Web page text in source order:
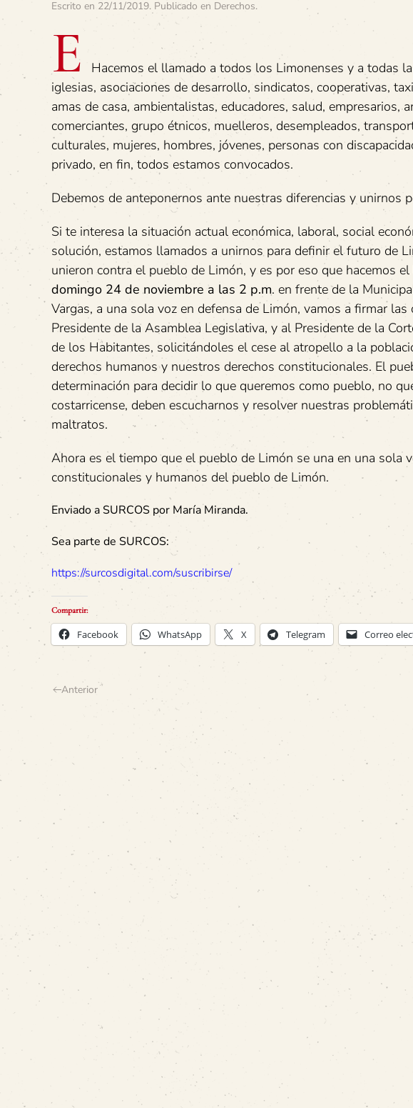
Escrito en 22/11/2019. Publicado en Derechos.
e
Hacemos el llamado a todos los Limonenses y a todas
iglesias, asociaciones de desarrollo, sindicatos, cooperativas,
amas de casa, ambientalistas, educadores, salud, empresarios,
comerciantes, grupo étnicos, muelleros, desempleados,
culturales, mujeres, hombres, jóvenes, personas con
privado, en fin, todos estamos convocados.
Debemos de anteponernos ante nuestras diferencias y unirnos
Si te interesa la situación actual económica, laboral, social
solución, estamos llamados a unirnos para definir el futuro de
unieron contra el pueblo de Limón, y es por eso que hacemos
domingo 24 de noviembre a las 2 p.m. en frente de la
Vargas, a una sola voz en defensa de Limón, vamos a firmar
Presidente de la Asamblea Legislativa, y al Presidente de la
de los Habitantes, solicitándoles el cese al atropello a la
derechos humanos y nuestros derechos constitucionales. El
determinación para decidir lo que queremos como pueblo, no
costarricense, deben escucharnos y resolver nuestras
maltratos.
Ahora es el tiempo que el pueblo de Limón se una en una sola
constitucionales y humanos del pueblo de Limón.
Enviado a SURCOS por María Miranda.
Sea parte de SURCOS:
https://surcosdigital.com/suscribirse/
Compartir:
Facebook WhatsApp X Telegram Correo
Anterior